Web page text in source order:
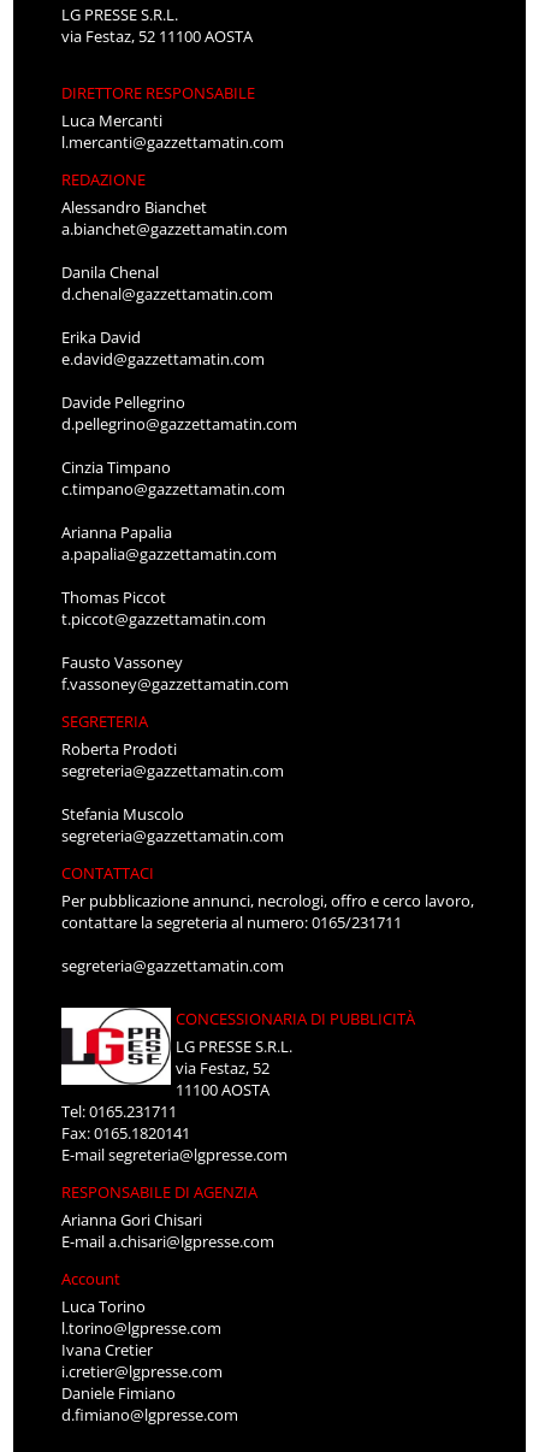
LG PRESSE S.R.L.
via Festaz, 52 11100 AOSTA
DIRETTORE RESPONSABILE
Luca Mercanti
l.mercanti@gazzettamatin.com
REDAZIONE
Alessandro Bianchet
a.bianchet@gazzettamatin.com
Danila Chenal
d.chenal@gazzettamatin.com
Erika David
e.david@gazzettamatin.com
Davide Pellegrino
d.pellegrino@gazzettamatin.com
Cinzia Timpano
c.timpano@gazzettamatin.com
Arianna Papalia
a.papalia@gazzettamatin.com
Thomas Piccot
t.piccot@gazzettamatin.com
Fausto Vassoney
f.vassoney@gazzettamatin.com
SEGRETERIA
Roberta Prodoti
segreteria@gazzettamatin.com
Stefania Muscolo
segreteria@gazzettamatin.com
CONTATTACI
Per pubblicazione annunci, necrologi, offro e cerco lavoro,
contattare la segreteria al numero: 0165/231711
segreteria@gazzettamatin.com
CONCESSIONARIA DI PUBBLICITÀ
LG PRESSE S.R.L.
via Festaz, 52
11100 AOSTA
Tel: 0165.231711
Fax: 0165.1820141
E-mailsegreteria@lgpresse.com
RESPONSABILE DI AGENZIA
Arianna Gori Chisari
E-maila.chisari@lgpresse.com
Account
Luca Torino
l.torino@lgpresse.com
Ivana Cretier
i.cretier@lgpresse.com
Daniele Fimiano
d.fimiano@lgpresse.com